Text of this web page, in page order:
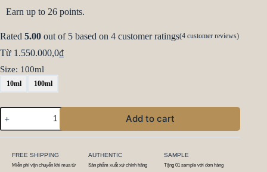
Earn up to 26 points.
Rated 5.00 out of 5 based on 4 customer ratings(4 customer reviews)
Từ 1.550.000,0₫
Size: 100ml
10ml 100ml
Add to cart
FREE SHIPPING
Miễn phí vận chuyển khi mua từ
AUTHENTIC
Sản phẩm xuất xứ chính hãng
SAMPLE
Tặng 01 sample với đơn hàng